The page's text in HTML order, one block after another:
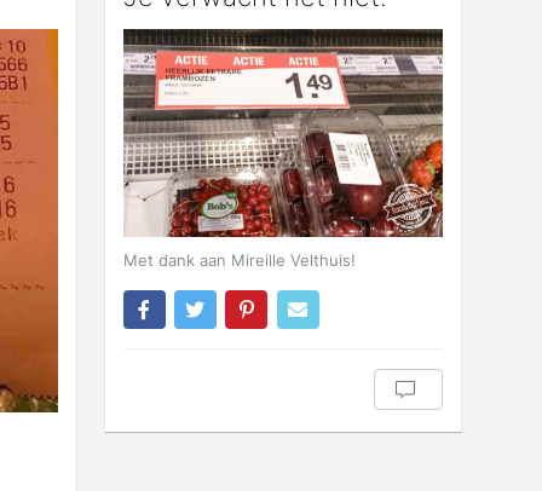
Met dank aan Mireille Velthuis!